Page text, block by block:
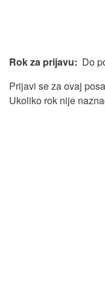
Rok za prijavu: Do
Prijavi se za ovaj
Ukoliko rok nije